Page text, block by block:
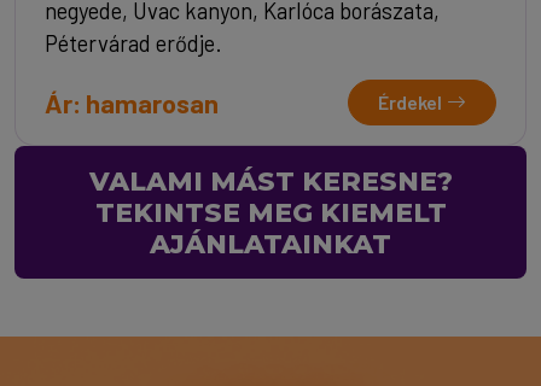
negyede, Uvac kanyon, Karlóca borászata,
Pétervárad erődje.
Ár: hamarosan Érdekel
VALAMI MÁST KERESNE?
TEKINTSE MEG KIEMELT
AJÁNLATAINKAT